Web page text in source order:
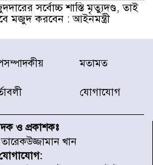
সর্বোচ্চ শাস্তি মৃত্যুদণ্ড, তাই
মজুদ করবেন : আইনমন্ত্রী
আদিবাসী দিবস: রাষ্ট্রের
প্রতিরক্ষা চুক্তি স্বাক্ষর করেছে
তুরস্ক-পাকিস্তান
মতামত
যোগাযোগ
ও প্রকাশকঃ
খান